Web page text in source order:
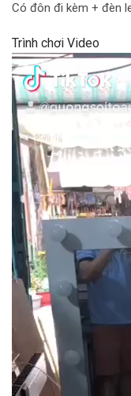
Có đôn đi kèm + đèn
Trình chơi Video